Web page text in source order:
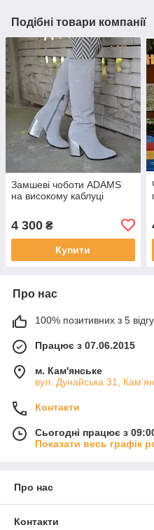
Подібні товари компанії
Замшеві чоботи ADAMS
на високому каблуці
4 300 ₴
Купити
Про нас
100% позитивних з 5
Працює з 07.06.2015
м. Кам'янське
вул. Дунайська 31,
Контакти
Сьогодні працює з
Показати весь графік
Про нас
Контакти